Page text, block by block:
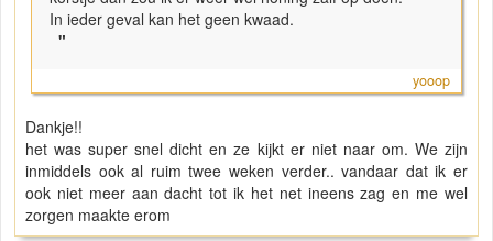
In ieder geval kan het geen kwaad.
"
yooop
Dankje!!
het was super snel dicht en ze kijkt er niet naar om. We zijn
inmiddels ook al ruim twee weken verder.. vandaar dat ik er
ook niet meer aan dacht tot ik het net ineens zag en me wel
zorgen maakte erom